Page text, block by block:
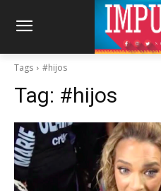
Tags #hijos
Tag: #hijos